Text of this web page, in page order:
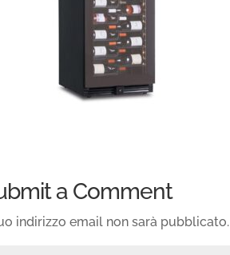
a Comment
indirizzo email non sarà pubblicato.